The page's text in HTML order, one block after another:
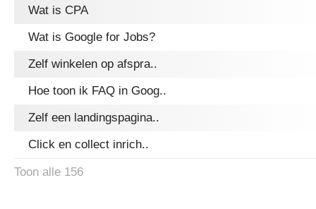
Wat is CPA
Wat is Google for Jobs?
Zelf winkelen op afspra..
Hoe toon ik FAQ in Goog..
Zelf een landingspagina..
Click en collect inrich..
Toon alle 156